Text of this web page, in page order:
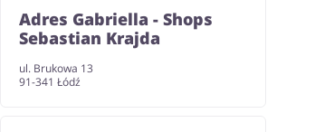
Adres Gabriella - Shops
Sebastian Krajda
ul. Brukowa 13
91-341 Łódź